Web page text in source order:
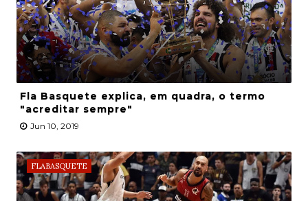
Fla Basquete explica, em quadra, o termo
"acreditar sempre"
Jun 10, 2019
FLABASQUETE